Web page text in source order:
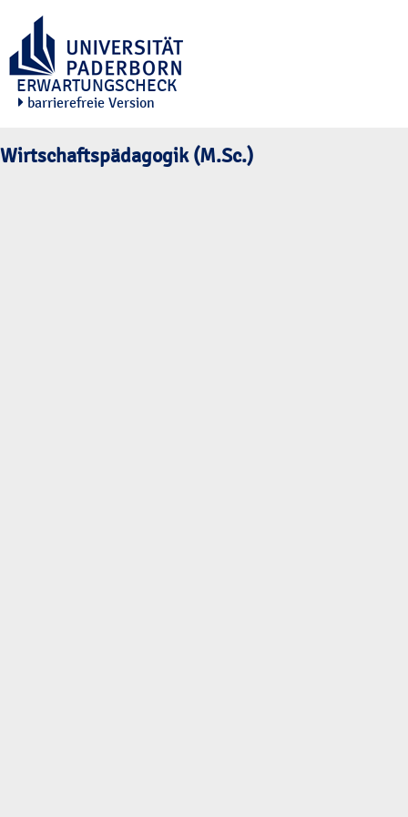
ERWARTUNGSCHECK
barrierefreie Version
Wirtschaftspädagogik (M.Sc.)